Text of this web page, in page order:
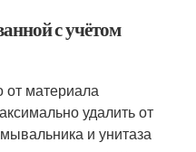
с учётом
материала
удалить от
и унитаза